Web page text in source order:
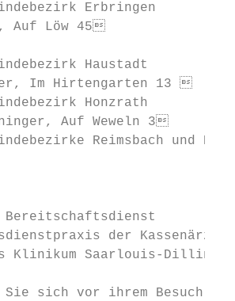
Erbringen
Auf Löw 45
Haustadt
Im Hirtengarten 13 
Honzrath
Auf Weweln 3
Bereitschaftsdienst
der
Klinikum Saarlouis-
Sie sich vor ihrem Besuch